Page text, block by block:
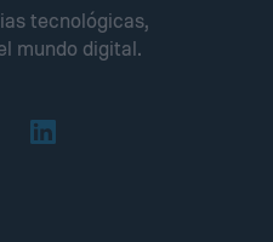
de analizar
genética.
para este
tecnológicas,
mundo digital.